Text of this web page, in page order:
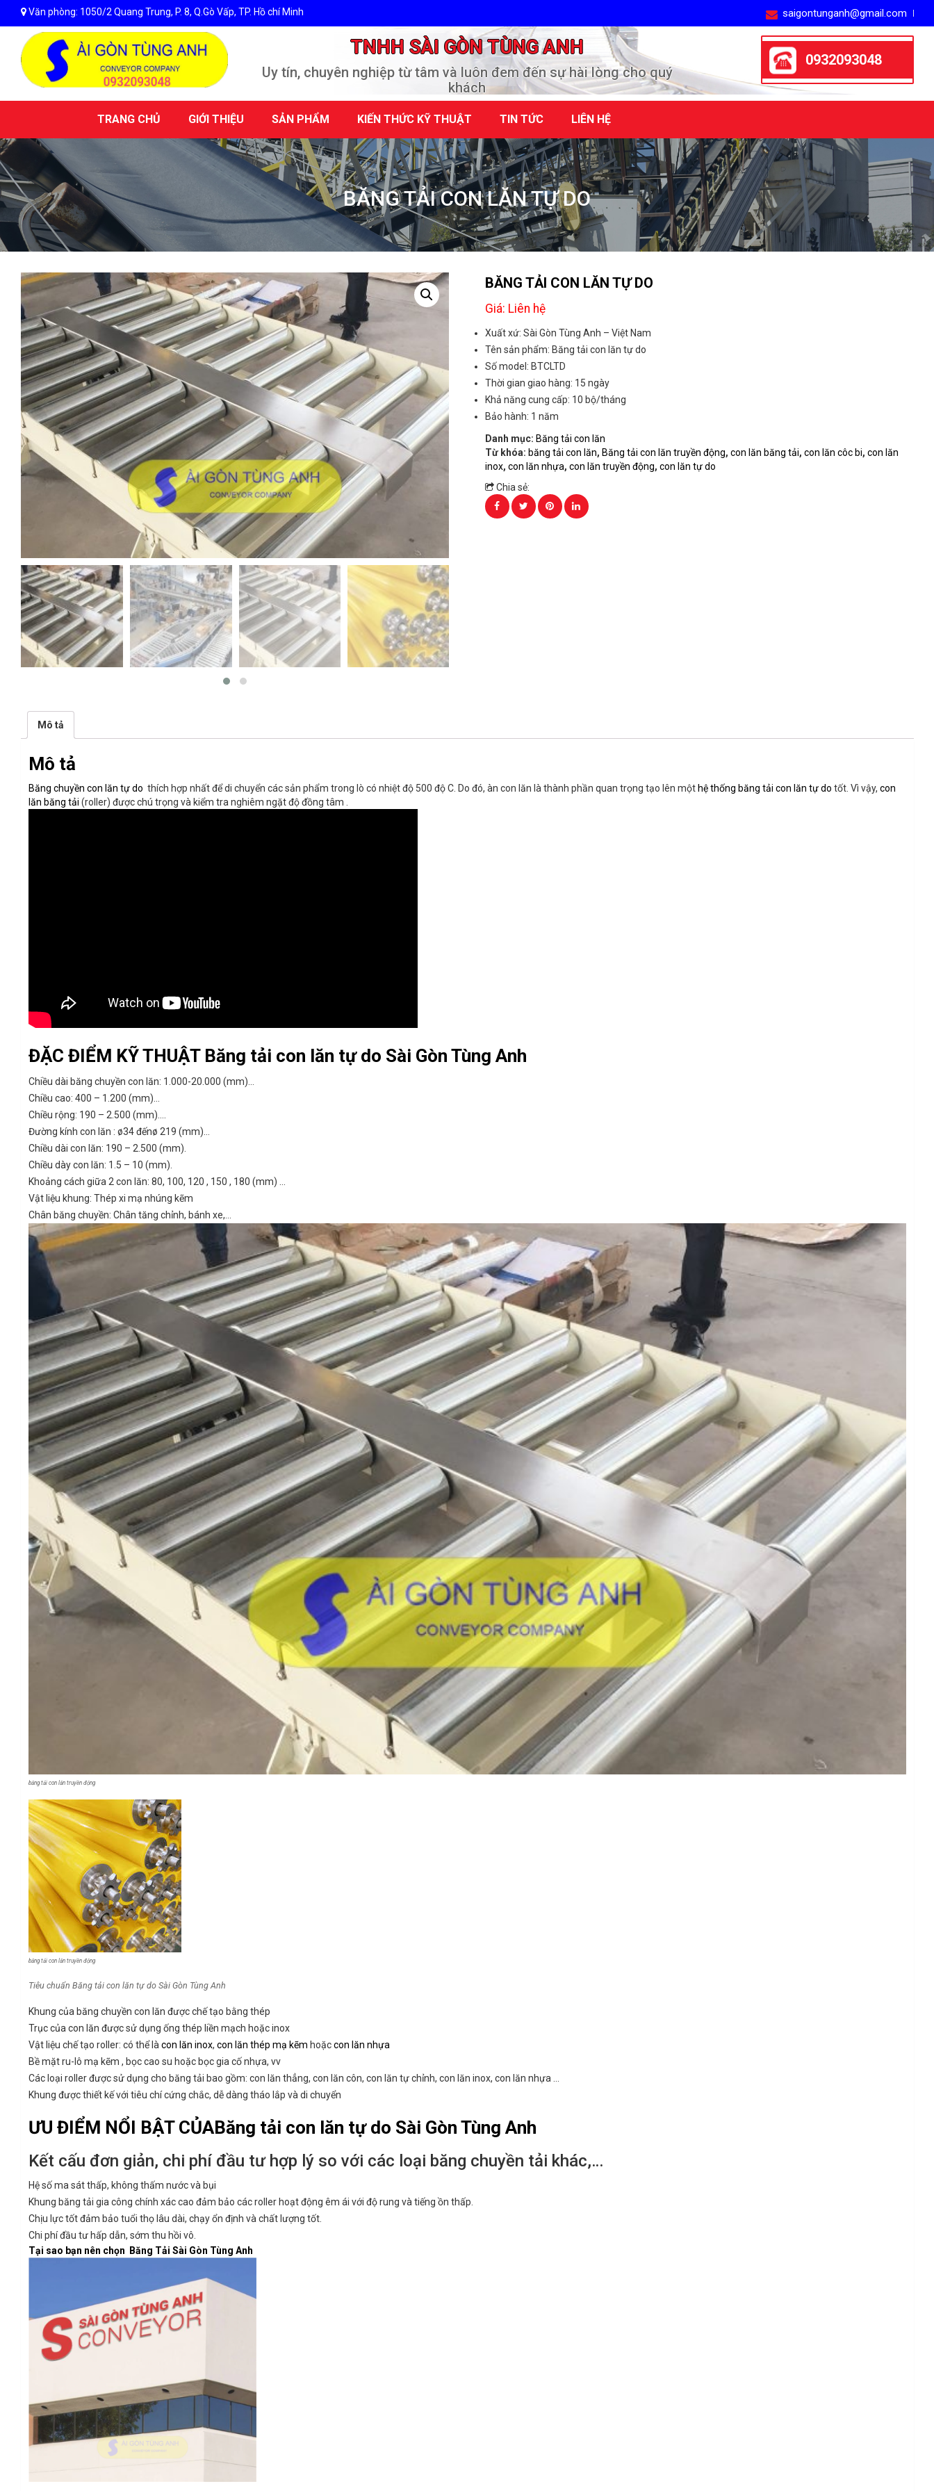
Văn phòng: 1050/2 Quang Trung, P. 8, Q.Gò Vấp, TP. Hồ chí Minh saigontunganh@gmail.com
TNHH SÀI GÒN TÙNG ANH
Uy tín, chuyên nghiệp từ tâm và luôn đem đến sự hài lòng cho quý
khách
0932093048
TRANG CHỦ GIỚI THIỆU SẢN PHẨM KIẾN THỨC KỸ THUẬT TIN TỨC LIÊN HỆ
BĂNG TẢI CON LĂN TỰ DO
BĂNG TẢI CON LĂN TỰ DO
Giá: Liên hệ
Xuất xứ: Sài Gòn Tùng Anh – Việt Nam
Tên sản phẩm: Băng tải con lăn tự do
Số model: BTCLTD
Thời gian giao hàng: 15 ngày
Khả năng cung cấp: 10 bộ/tháng
Bảo hành: 1 năm
Danh mục: Băng tải con lăn
Từ khóa: băng tải con lăn, Băng tải con lăn truyền động, con lăn băng tải, con lăn côc bi, con lăn
inox, con lăn nhựa, con lăn truyền động, con lăn tự do
Chia sẻ:
Mô tả
Mô tả
Băng chuyền con lăn tự do thích hợp nhất để di chuyển các sản phẩm trong lò có nhiệt độ 500 độ C. Do đó, àn con lăn là thành phần quan trọng tạo lên một hệ thống băng tải con lăn tự do tốt. Vì vậy, con
lăn băng tải (roller) được chú trọng và kiểm tra nghiêm ngặt độ đồng tâm .
ĐẶC ĐIỂM KỸ THUẬT Băng tải con lăn tự do Sài Gòn Tùng Anh
Chiều dài băng chuyền con lăn: 1.000-20.000 (mm)…
Chiều cao: 400 – 1.200 (mm)…
Chiều rộng: 190 – 2.500 (mm)….
Đường kính con lăn : ø34 đếnø 219 (mm)…
Chiều dài con lăn: 190 – 2.500 (mm).
Chiều dày con lăn: 1.5 – 10 (mm).
Khoảng cách giữa 2 con lăn: 80, 100, 120 , 150 , 180 (mm) …
Vật liệu khung: Thép xi mạ nhúng kẽm
Chân băng chuyền: Chân tăng chỉnh, bánh xe,…
băng tải con lăn truyền động
băng tải con lăn truyền động
Tiêu chuẩn Băng tải con lăn tự do Sài Gòn Tùng Anh
Khung của băng chuyền con lăn được chế tạo bằng thép
Trục của con lăn được sử dụng ống thép liền mạch hoặc inox
Vật liệu chế tạo roller: có thể làcon lăn inox, con lăn thép mạ kẽm hoặccon lăn nhựa
Bề mặt ru-lô mạ kẽm , bọc cao su hoặc bọc gia cố nhựa, vv
Các loại roller được sử dụng cho băng tải bao gồm: con lăn thẳng, con lăn côn, con lăn tự chỉnh, con lăn inox, con lăn nhựa …
Khung được thiết kế với tiêu chí cứng chắc, dễ dàng tháo lắp và di chuyển
ƯU ĐIỂM NỔI BẬT CỦABăng tải con lăn tự do Sài Gòn Tùng Anh
Kết cấu đơn giản, chi phí đầu tư hợp lý so với các loại băng chuyền tải khác,…
Hệ số ma sát thấp, không thấm nước và bụi
Khung băng tải gia công chính xác cao đảm bảo các roller hoạt động êm ái với độ rung và tiếng ồn thấp.
Chịu lực tốt đảm bảo tuổi thọ lâu dài, chạy ổn định và chất lượng tốt.
Chi phí đầu tư hấp dẫn, sớm thu hồi vô.
Tại sao bạn nên chọn Băng Tải Sài Gòn Tùng Anh